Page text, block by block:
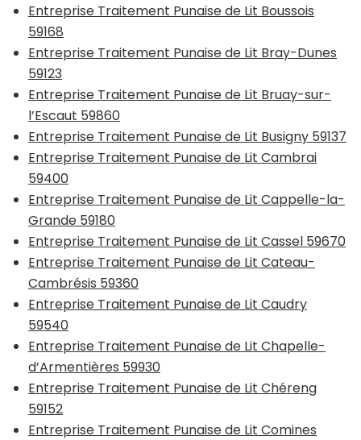
Entreprise Traitement Punaise de Lit Boussois
59168
Entreprise Traitement Punaise de Lit Bray-Dunes
59123
Entreprise Traitement Punaise de Lit Bruay-sur-
l’Escaut 59860
Entreprise Traitement Punaise de Lit Busigny 59137
Entreprise Traitement Punaise de Lit Cambrai
59400
Entreprise Traitement Punaise de Lit Cappelle-la-
Grande 59180
Entreprise Traitement Punaise de Lit Cassel 59670
Entreprise Traitement Punaise de Lit Cateau-
Cambrésis 59360
Entreprise Traitement Punaise de Lit Caudry
59540
Entreprise Traitement Punaise de Lit Chapelle-
d’Armentières 59930
Entreprise Traitement Punaise de Lit Chéreng
59152
Entreprise Traitement Punaise de Lit Comines